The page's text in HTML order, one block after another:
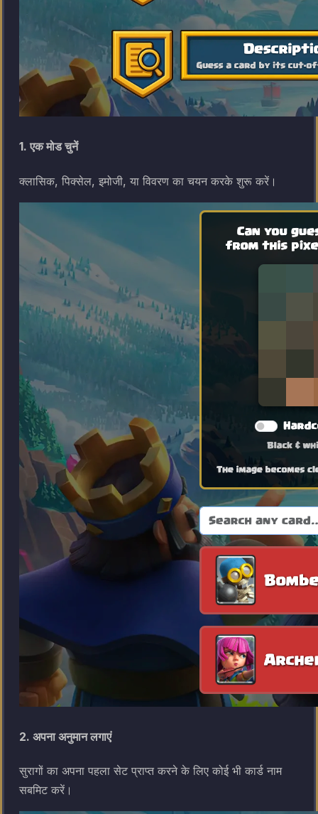
1. एक मोड चुनें
क्लासिक, पिक्सेल, इमोजी, या विवरण का चयन करके शुरू करें।
2. अपना अनुमान लगाएं
सुरागों का अपना पहला सेट प्राप्त करने के लिए कोई भी कार्ड नाम
सबमिट करें।